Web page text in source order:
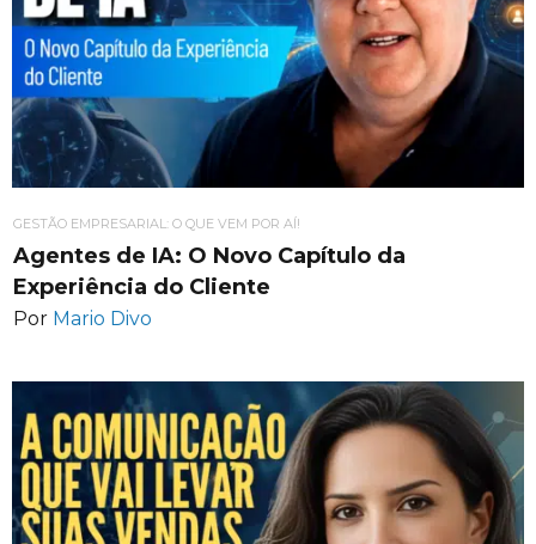
GESTÃO EMPRESARIAL: O QUE VEM POR AÍ!
Agentes de IA: O Novo Capítulo da
Experiência do Cliente
Por Mario Divo